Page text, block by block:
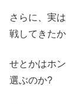
さらに、実
戦してきた
せとかはホ
選ぶのか?